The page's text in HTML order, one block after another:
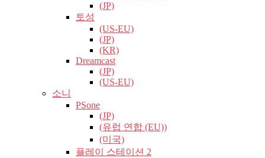
(JP)
토성
(US-EU)
(JP)
(KR)
Dreamcast
(JP)
(US-EU)
소니
PSone
(JP)
(유럽​​ 연합 (EU))
(미국)
플레이 스테이션 2